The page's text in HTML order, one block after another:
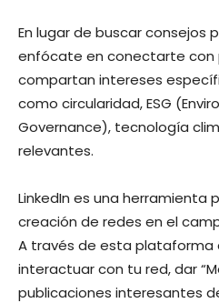
En lugar de buscar consejos
enfócate en conectarte con
compartan intereses
como circularidad, ESG
Governance), tecnología
relevantes.
LinkedIn es una herramienta
creación de redes en el
A través de esta plataforma
interactuar con tu red, dar
publicaciones interesantes